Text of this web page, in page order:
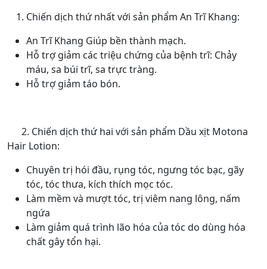
Chiến dịch thứ nhất với sản phẩm An Trĩ Khang:
An Trĩ Khang Giúp bền thành mạch.
Hỗ trợ giảm các triệu chứng của bệnh trĩ: Chảy
máu, sa búi trĩ, sa trực tràng.
Hỗ trợ giảm táo bón.
2. Chiến dịch thứ hai với sản phẩm Dầu xịt Motona
Hair Lotion:
Chuyên trị hói đầu, rụng tóc, ngưng tóc bạc, gãy
tóc, tóc thưa, kích thích mọc tóc.
Làm mềm và mượt tóc, trị viêm nang lông, nấm
ngứa
Làm giảm quá trình lão hóa của tóc do dùng hóa
chất gây tổn hại.